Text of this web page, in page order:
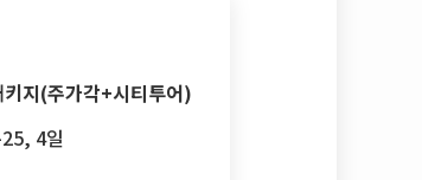
지(주가각+시티투어)
4일